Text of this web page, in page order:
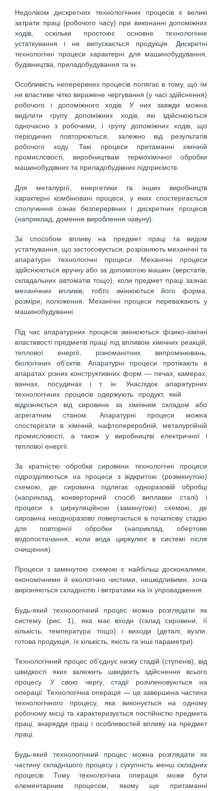
Недоліком дискретних технологічних процесів є великі
затрати праці (робочого часу) при виконанні допоміжних
ходів, оскільки простоює основне технологічне
устаткування і не випускається продукція. Дискретні
технологічні процеси характерні для машинобудування,
будівництва, приладобудування та ін.
Особливість неперервних процесів полягає в тому, що їм
не властиве чітко виражене чергування (у часі здійснення)
робочого і допоміжного ходів. У них завжди можна
виділити групу допоміжних ходів, які здійснюються
одночасно з робочими, і групу допоміжних ходів, що
періодично повторюються, залежно від результатів
робочого ходу. Такі процеси притаманні хімічній
промисловості, виробництвам термохімічної обробки
машинобудівних та приладобудівних підприємств.
Для металургії, енергетики та інших виробництв
характерні комбіновані процеси, у яких спостерігається
сполучення ознак безперервних і дискретних процесів
(наприклад, доменне вироблення чавуну).
За способом впливу на предмет праці та видом
устаткування, що застосовується, розрізняють механічні та
апаратурні технологічні процеси. Механічні процеси
здійснюються вручну або за допомогою машин (верстатів,
складальних автоматів тощо), коли предмет праці зазнає
механічних впливів, тобто змінюються його форма,
розміри, положення. Механічні процеси переважають у
машинобудуванні.
Під час апаратурних процесів змінюються фізико-хімічні
властивості предметів праці під впливом хімічних реакцій,
теплової енергії, різноманітних випромінювань,
біологічних об’єктів. Апаратурні процеси протікають в
апаратах різних конструктивних форм — печах, камерах,
ваннах, посудинах і т. ін. Унаслідок апаратурних
технологічних процесів одержують продукт, якій
відрізняється від сировини за хімічним складом або
агрегатним станом. Апаратурні процеси можна
спостерігати в хімічній, нафтопереробній, металургійній
промисловості, а також у виробництві електричної і
теплової енергії.
За кратністю обробки сировини технологічні процеси
підрозділяються на процеси з відкритою (розімкнутою)
схемою, де сировина підлягає одноразовій обробці
(наприклад, конверторний спосіб виплавки сталі) і
процеси з циркуляційною (замкнутою) схемою, де
сировина неодноразово повертається в початкову стадію
для повторної обробки (наприклад, обертове
водопостачання, коли вода циркулює в системі після
очищення).
Процеси з замкнутою схемою є найбільш досконалими,
економічними й екологічно чистими, нешкідливими, хоча
вирізняються складністю і витратами на їх упровадження.
Будь-який технологічний процес можна розглядати як
систему (рис. 1), яка має входи (склад сировини, її
кількість, температура тощо) і виходи (деталі, вузли,
готова продукція, їх кількість, якість та інші параметри).
Технологічний процес об’єднує низку стадій (ступенів), від
швидкості яких залежить швидкість здійснення всього
процесу. У свою чергу, стадії розчленовуються на
операції. Технологічна операція — це завершена частина
технологічного процесу, яка виконується на одному
робочому місці та характеризується постійністю предмета
праці, знаряддя праці і особливостей впливу на предмет
праці.
Будь-який технологічний процес можна розглядати як
частину складнішого процесу і сукупність менш складних
процесів. Тому технологічна операція може бути
елементарним процесом, якому ще притаманні